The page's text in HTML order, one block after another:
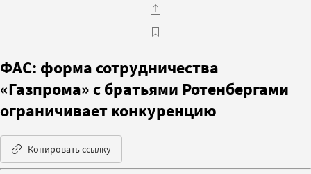
ФАС: форма сотрудничества
«Газпрома» с братьями Ротенбергами
ограничивает конкуренцию
Копировать ссылку